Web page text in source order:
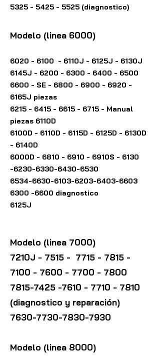
5325 - 5425 - 5525 (diagnostico)
Modelo (linea 6000)
6020 - 6100 - 6110J - 6125J - 6130J
6145J - 6200 - 6300 - 6400 - 6500
6600 - SE - 6800 - 6900 - 6920 -
6165J piezas
6215 - 6415 - 6615 - 6715 - Manual
piezas 6110D
6100D - 6110D - 6115D - 6125D - 6130D
- 6140D
6000D - 6810 - 6910 - 6910S - 6130
-6230-6330-6430-6530
6534-6630-6103-6203-6403-6603
6300 -6600 diagnostico
6125J
Modelo (linea 7000)
7210J - 7515 - 7715 - 7815 -
7100 - 7600 - 7700 - 7800
7815-7425 -7610 - 7710 - 7810
(diagnostico y reparación)
7630-7730-7830-7930
Modelo (linea 8000)